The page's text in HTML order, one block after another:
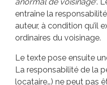
entraîne la
auteur, à condition qu’il
ordinaires du voisinage.
Le texte pose ensuite
La responsabilité de la
locataire…) ne peut pas